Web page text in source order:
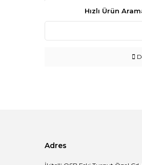
Hızlı Ürün
Adres